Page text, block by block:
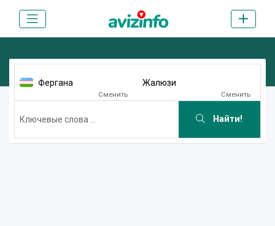
Фергана
Сменить
Жалюзи
Сменить
Найти!